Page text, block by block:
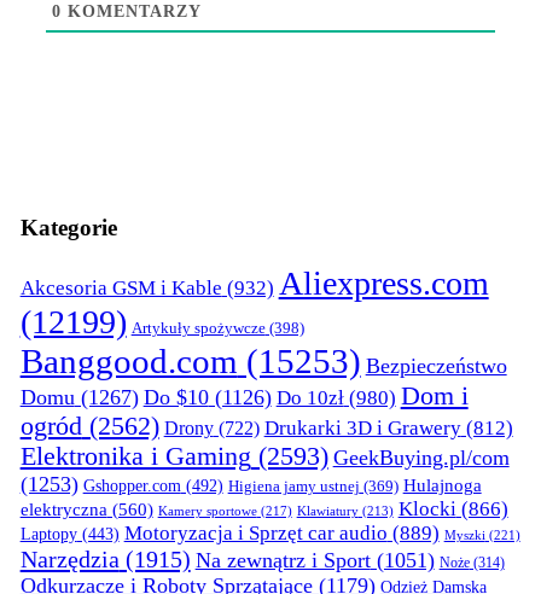
0 KOMENTARZY
Kategorie
Akcesoria GSM i Kable (932) Aliexpress.com
(12199) Artykuły spożywcze(398)
Banggood.com (15253) Bezpieczeństwo
Domu(1267) Do $10(1126) Do 10zł(980) Dom i
ogród(2562) Drony(722) Drukarki 3D i Grawery(812)
Elektronika i Gaming (2593) GeekBuying.pl/com
(1253) Gshopper.com (492) Higiena jamy ustnej (369) Hulajnoga
elektryczna (560) Kamery sportowe(217) Klawiatury(213) Klocki(866)
Laptopy(443) Motoryzacja i Sprzęt car audio (889) Myszki (221)
Narzędzia (1915) Na zewnątrz i Sport(1051) Noże(314)
Odkurzacze i Roboty Sprzątające(1179) Odzież Damska